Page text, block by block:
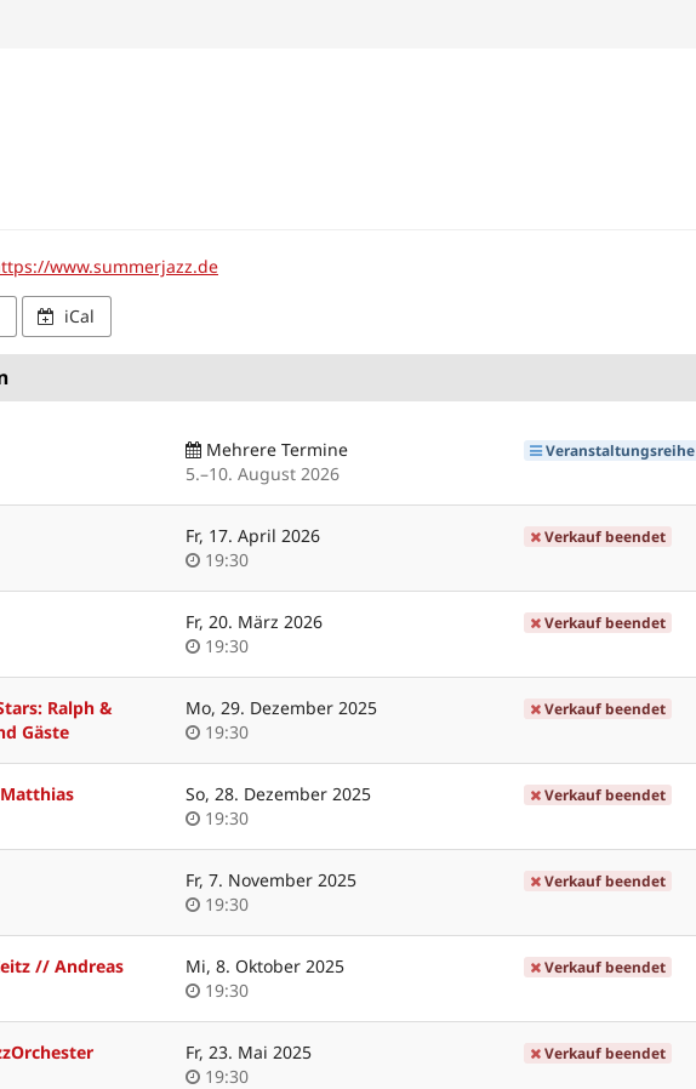
www.summerjazz.de
iCal
Mehrere Termine
5.–bis
10. August 2026
Veranstaltungsreihe
Fr, 17. April 2026
Uhrzeit
19:30
Verkauf beendet
Fr, 20. März 2026
Uhrzeit
19:30
Verkauf beendet
Ralph &
Gäste
Mo, 29. Dezember 2025
Uhrzeit
19:30
Verkauf beendet
So, 28. Dezember 2025
Uhrzeit
19:30
Verkauf beendet
Fr, 7. November 2025
Uhrzeit
19:30
Verkauf beendet
// Andreas
Mi, 8. Oktober 2025
Uhrzeit
19:30
Verkauf beendet
Fr, 23. Mai 2025
Uhrzeit
19:30
Verkauf beendet